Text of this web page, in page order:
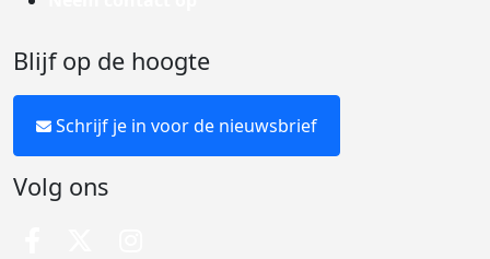
Blijf op de hoogte
Schrijf je in voor de nieuwsbrief
Volg ons